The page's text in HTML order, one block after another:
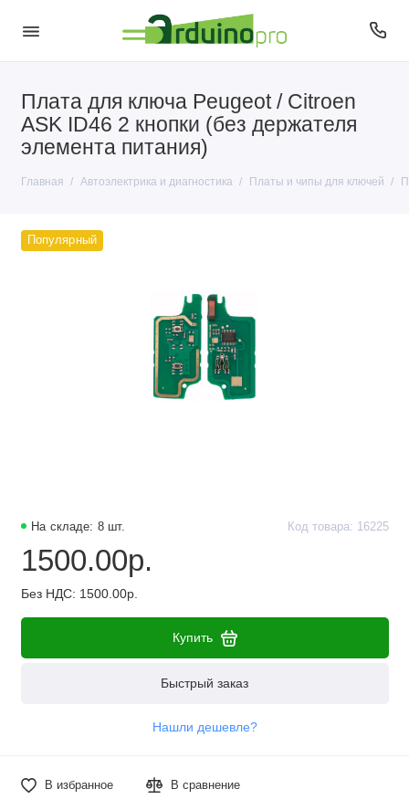
Плата для ключа Peugeot / Citroen
ASK ID46 2 кнопки (без держателя
элемента питания)
Главная Автоэлектрика и диагностика Платы и чипы для ключей
Автомобильные разъемы и переходники
Ключи (корпусы и логотипы)
Наклейки для ключей
Популярный
На складе: 8 шт. Код товара: 16225
1500.00р.
Без НДС: 1500.00р.
Купить
Быстрый заказ
Нашли дешевле?
В избранное В сравнение